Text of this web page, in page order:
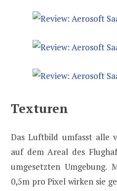
Texturen
Das Luftbild umfasst alle
auf dem Areal des
umgesetzten Umgebung.
0,5m pro Pixel wirken sie